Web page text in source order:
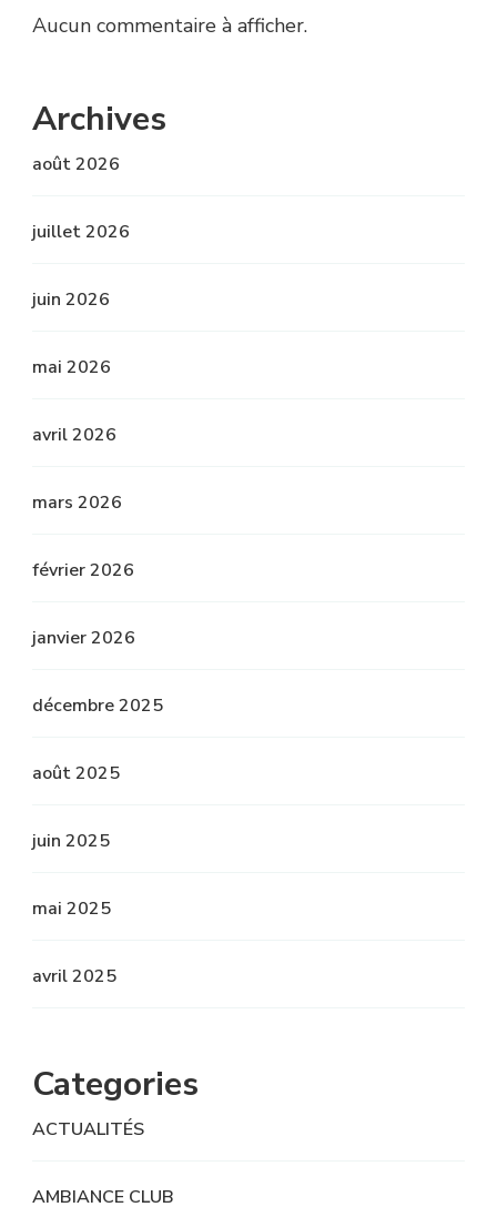
Aucun commentaire à afficher.
Archives
août 2026
juillet 2026
juin 2026
mai 2026
avril 2026
mars 2026
février 2026
janvier 2026
décembre 2025
août 2025
juin 2025
mai 2025
avril 2025
Categories
ACTUALITÉS
AMBIANCE CLUB